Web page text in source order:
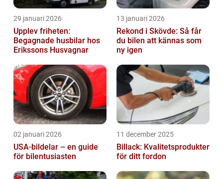
29 januari 2026
Upplev friheten:
Begagnade husbilar hos
Erikssons Husvagnar
13 januari 2026
Rekond i Skövde: Så får
du bilen att kännas som
ny igen
02 januari 2026
USA-bildelar – en guide
för bilentusiasten
11 december 2025
Billack: Kvalitetsprodukter
för ditt fordon